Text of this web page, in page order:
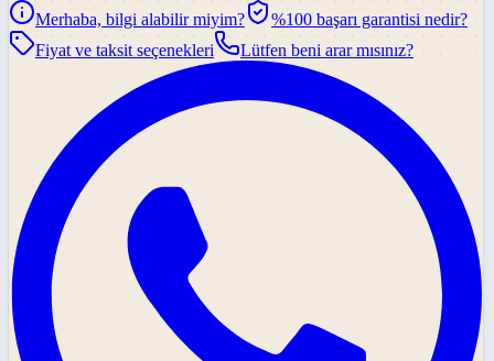
Merhaba, bilgi alabilir miyim?
%100 başarı garantisi nedir?
Fiyat ve taksit seçenekleri
Lütfen beni arar mısınız?